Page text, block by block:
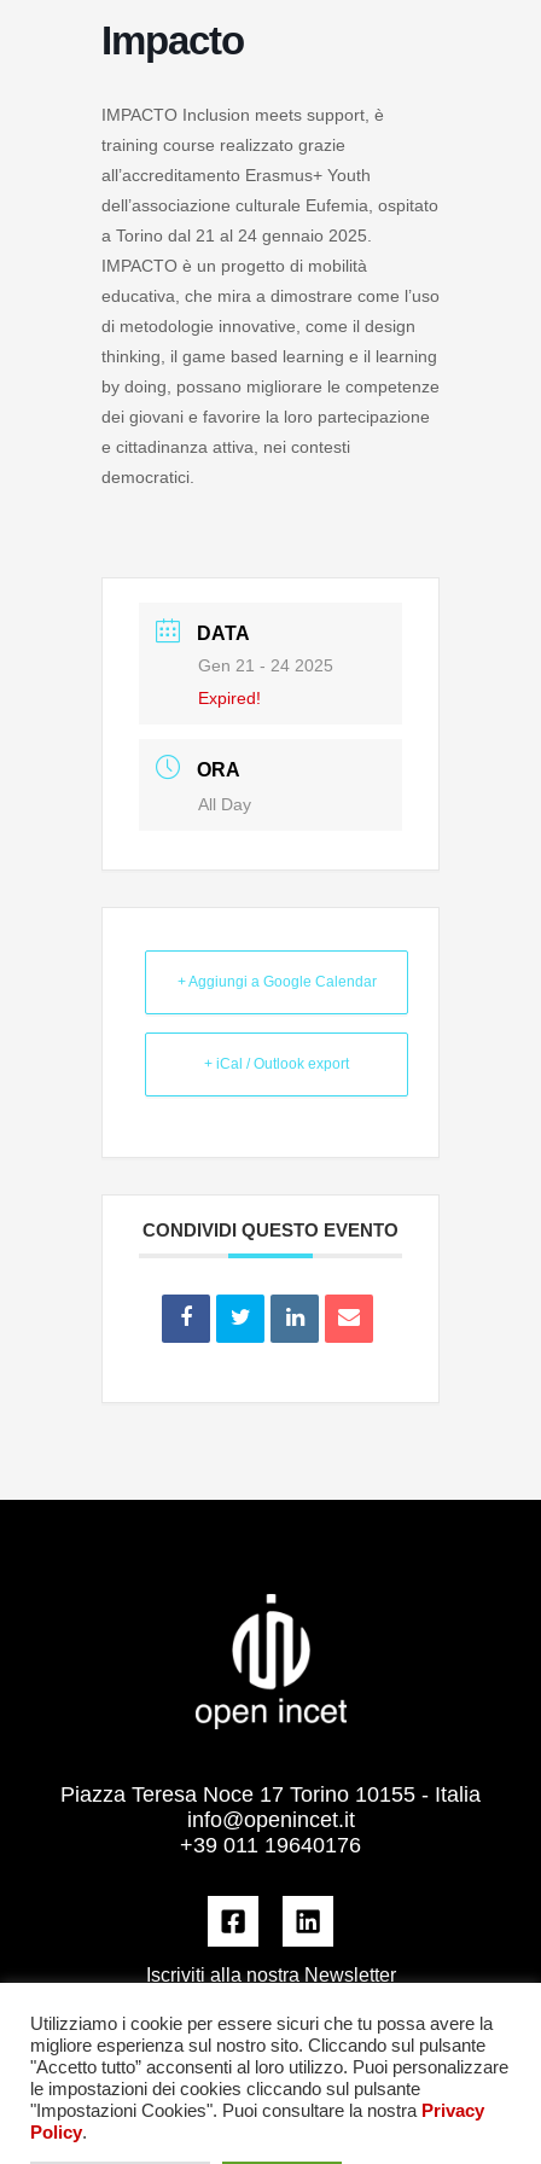
Impacto
IMPACTO Inclusion meets support, è
training course realizzato grazie
all’accreditamento Erasmus+ Youth
dell’associazione culturale Eufemia, ospitato
a Torino dal 21 al 24 gennaio 2025.
IMPACTO è un progetto di mobilità
educativa, che mira a dimostrare come l’uso
di metodologie innovative, come il design
thinking, il game based learning e il learning
by doing, possano migliorare le competenze
dei giovani e favorire la loro partecipazione
e cittadinanza attiva, nei contesti
democratici.
DATA
Gen 21 - 24 2025
Expired!
ORA
All Day
+ Aggiungi a Google Calendar
+ iCal / Outlook export
CONDIVIDI QUESTO EVENTO
Piazza Teresa Noce 17 Torino 10155 - Italia
info@openincet.it
+39 011 19640176
Iscriviti alla nostra Newsletter
Utilizziamo i cookie per essere sicuri che tu possa avere la
migliore esperienza sul nostro sito. Cliccando sul pulsante
"Accetto tutto” acconsenti al loro utilizzo. Puoi personalizzare
le impostazioni dei cookies cliccando sul pulsante
"Impostazioni Cookies". Puoi consultare la nostra Privacy
Policy.